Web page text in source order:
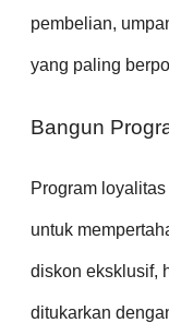
pembelian,
yang paling
Bangun
Program
untuk
diskon eksklusif,
ditukarkan